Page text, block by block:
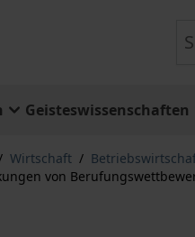
Geisteswissenschaften
Wirtschaft /
von